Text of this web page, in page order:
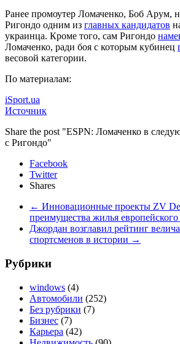
Ранее промоутер Ломаченко, Боб Арум,
Ригондо одним из главных кандидатов
украинца. Кроме того, сам Ригондо
Ломаченко, ради боя с которым кубинец
весовой категории.
По материалам:
iSport.ua
Источник
Share the post "ESPN: Ломаченко в
с Ригондо"
Facebook
Twitter
Shares
← Инновационные проекты ZV
преимущества жилья
Джордан возглавил рейтинг
спортсменов в истории →
Рубрики
windows (4)
Автомобили (252)
Без рубрики (7)
Бизнес (7)
Карьера (42)